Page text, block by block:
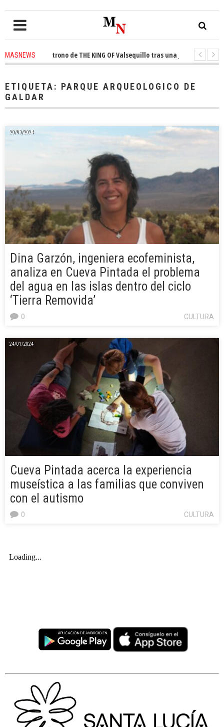
MASNEWSel trono de THE KING OF Valsequillo tras una jornada de
ETIQUETA: PARQUE ARQUEOLOGICO DE
GALDAR
20/03/2024
Dina Garzón, ingeniera ecofeminista,
analiza en Cueva Pintada el problema
del agua en las islas dentro del ciclo
‘Tierra Removida’
CULTURA
0
24/01/2024
Cueva Pintada acerca la experiencia
museística a las familias que conviven
con el autismo
CULTURA
0